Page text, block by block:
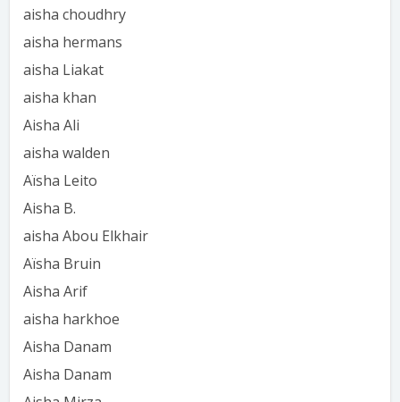
aisha choudhry
aisha hermans
aisha Liakat
aisha khan
Aisha Ali
aisha walden
Aïsha Leito
Aisha B.
aisha Abou Elkhair
Aïsha Bruin
Aisha Arif
aisha harkhoe
Aisha Danam
Aisha Danam